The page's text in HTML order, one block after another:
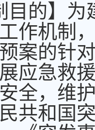
的】为
作机制
案的针
应急救
全，维
共和国